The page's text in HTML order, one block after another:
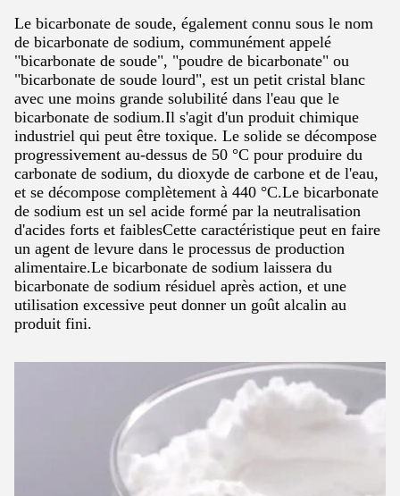
Le bicarbonate de soude, également connu sous le nom
de bicarbonate de sodium, communément appelé
"bicarbonate de soude", "poudre de bicarbonate" ou
"bicarbonate de soude lourd", est un petit cristal blanc
avec une moins grande solubilité dans l'eau que le
bicarbonate de sodium.Il s'agit d'un produit chimique
industriel qui peut être toxique. Le solide se décompose
progressivement au-dessus de 50 °C pour produire du
carbonate de sodium, du dioxyde de carbone et de l'eau,
et se décompose complètement à 440 °C.Le bicarbonate
de sodium est un sel acide formé par la neutralisation
d'acides forts et faiblesCette caractéristique peut en faire
un agent de levure dans le processus de production
alimentaire.Le bicarbonate de sodium laissera du
bicarbonate de sodium résiduel après action, et une
utilisation excessive peut donner un goût alcalin au
produit fini.